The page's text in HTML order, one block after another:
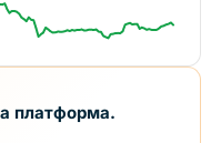
платформа.